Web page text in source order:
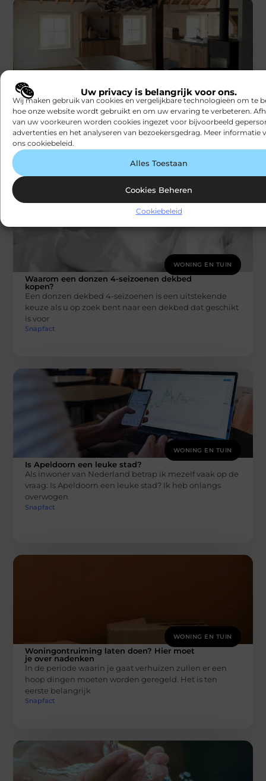
Uw privacy is belangrijk voor ons.
Wij maken gebruik van cookies en vergelijkbare technologieën om te
hoe onze website wordt gebruikt en om uw ervaring te verbeteren.
van uw voorkeuren worden cookies ingezet voor bijvoorbeeld
advertenties en het analyseren van bezoekersgedrag. Meer informatie
ons cookiebeleid.
Alles Toestaan
Cookies Beheren
Cookiebeleid
Natuurlijke Schoonheid: De Toepassingen
van Boomstamtafels in je Interieur
Een boomstamtafel is een unieke en opvallende
toevoeging aan elk interieur. Gemaakt van de
natuurlijke schoonheid van hout, bieden
boomstamtafels
WONING EN TUIN
Waarom een donzen 4-seizoenen dekbed
kopen?
Een donzen dekbed 4-seizoenen is een uitstekende
keuze als u op zoek bent naar een dekbed dat geschikt
is voor
Snapfact
WONING EN TUIN
Is Apeldoorn een leuke stad?
Als inwoner van Nederland betrap ik mezelf vaak op de
vraag: Is Apeldoorn een leuke stad? Ik heb onlangs
overwogen
Snapfact
WONING EN TUIN
Woningontruiming laten doen? Hier moet
je over nadenken
In de periode waarin je gaat verhuizen zullen er een
hoop dingen moeten worden geregeld. Het is ten
eerste belangrijk
Snapfact